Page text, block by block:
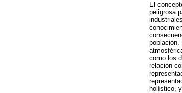
El
peligrosa
población.
como los
relación
holístico,